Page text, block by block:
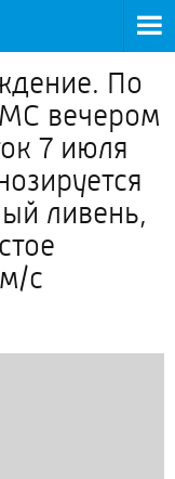
По
вечером
7 июля
ливень,
c